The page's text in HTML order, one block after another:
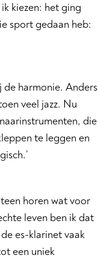
kiezen: het ging
sport gedaan heb:
de harmonie. Anders
veel jazz. Nu
die
te leggen en
horen wat voor
leven ben ik dat
es-klarinet vaak
een uniek